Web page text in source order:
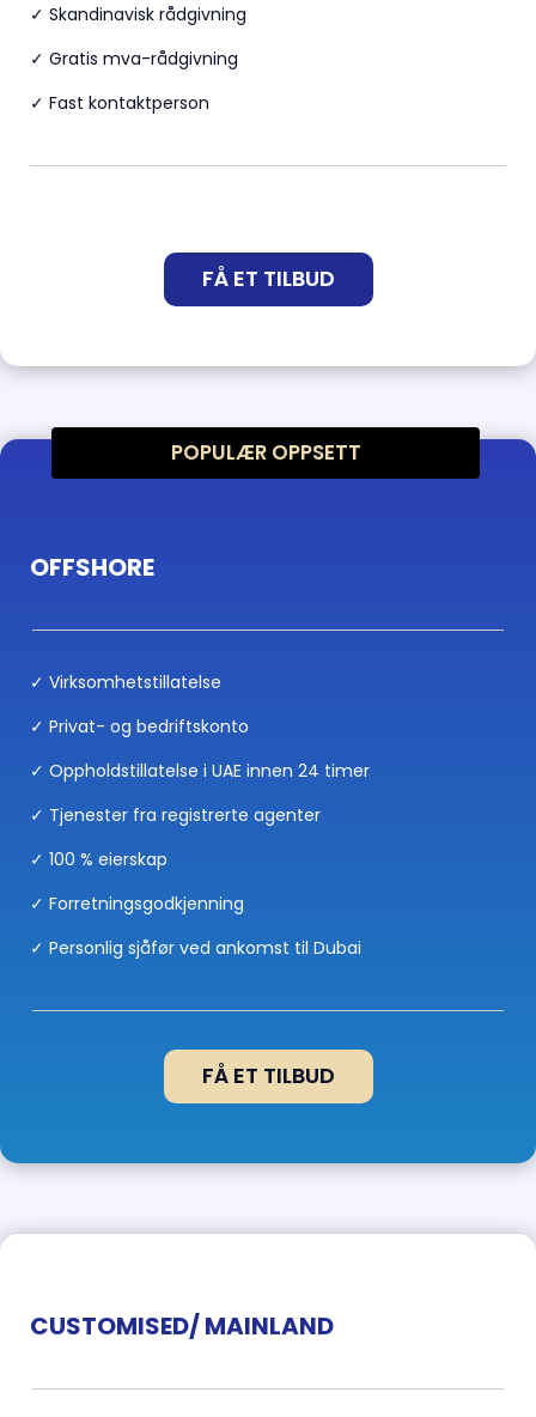
✓ Skandinavisk rådgivning
✓ Gratis mva-rådgivning
✓ Fast kontaktperson
FÅ ET TILBUD
POPULÆR OPPSETT
OFFSHORE
✓ Virksomhetstillatelse
✓ Privat- og bedriftskonto
✓ Oppholdstillatelse i UAE innen 24 timer
✓ Tjenester fra registrerte agenter
✓ 100 % eierskap
✓ Forretningsgodkjenning
✓ Personlig sjåfør ved ankomst til Dubai
FÅ ET TILBUD
CUSTOMISED/ MAINLAND